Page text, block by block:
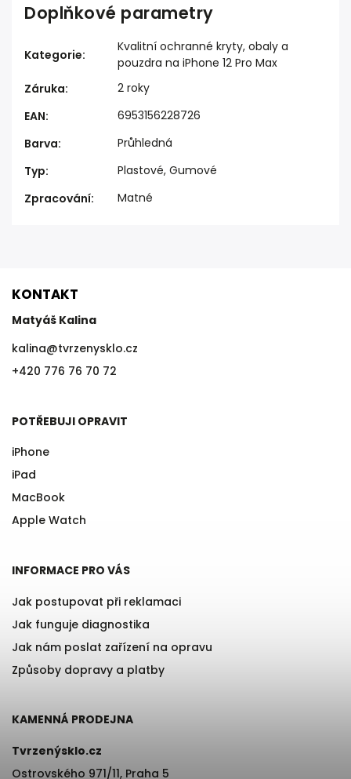
Doplňkové parametry
Kategorie:
Kvalitní ochranné kryty, obaly a
pouzdra na iPhone 12 Pro Max
Záruka:
2 roky
EAN:
6953156228726
Barva:
Průhledná
Typ:
Plastové, Gumové
Zpracování: Matné
KONTAKT
Matyáš Kalina
kalina@tvrzenysklo.cz
+420 776 76 70 72
POTŘEBUJI OPRAVIT
iPhone
iPad
MacBook
Apple Watch
INFORMACE PRO VÁS
Jak postupovat při reklamaci
Jak funguje diagnostika
Jak nám poslat zařízení na opravu
Způsoby dopravy a platby
KAMENNÁ PRODEJNA
Tvrzenýsklo.cz
Ostrovského 971/11, Praha 5